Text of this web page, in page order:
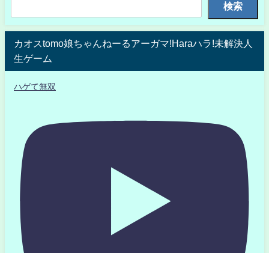
検索
カオスtomo娘ちゃんねーるアーガマ!Haraハラ!未解決人
生ゲーム
ハゲて無双